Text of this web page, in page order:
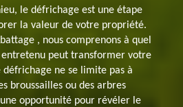
le défrichage est une étape
la valeur de votre propriété.
, nous comprenons à quel
peut transformer votre
défrichage ne se limite pas à
broussailles ou des arbres
opportunité pour révéler le